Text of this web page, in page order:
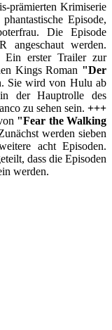
prämierten Krimiserie
Episode,
Die Episode
werden.
Ein erster Trailer zur
Kings Roman "Der
Sie wird von Hulu ab
der Hauptrolle des
zu sehen sein. +++
"Fear the Walking
werden sieben
acht Episoden.
dass die Episoden
werden.